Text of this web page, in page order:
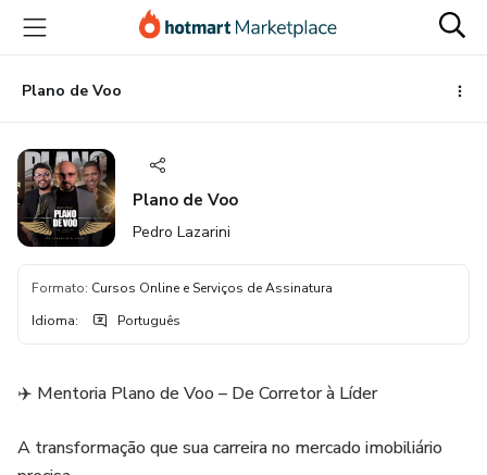
para
conteúdo
principal
para
pagamento
para
rodapé
Plano de Voo
Plano de Voo
Pedro Lazarini
Formato: Cursos Online e Serviços de Assinatura
Idioma: Português
✈️ Mentoria Plano de Voo – De Corretor à Líder
A transformação que sua carreira no mercado imobiliário